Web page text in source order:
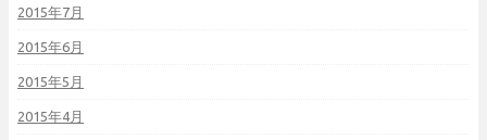
2015年7月
2015年6月
2015年5月
2015年4月